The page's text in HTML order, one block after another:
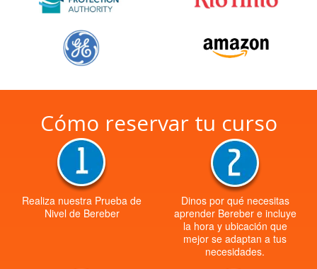
Cómo reservar tu curso
Realiza nuestra Prueba de
Nivel de Bereber
Dinos por qué necesitas
aprender Bereber e incluye
la hora y ubicación que
mejor se adaptan a tus
necesidades.